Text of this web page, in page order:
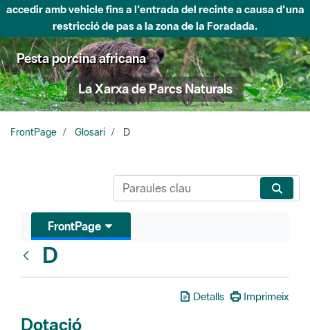
accedir amb vehicle fins a l'entrada del recinte a causa d'una
restricció de pas a la zona de la Foradada.
Pesta porcina africana
La Xarxa de Parcs Naturals
FrontPage Glosari D
FrontPage
D
Detalls Imprimeix
Dotació